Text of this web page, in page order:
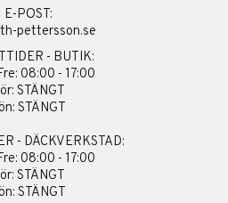
E-POST:
pettersson.se
- BUTIK:
08:00 - 17:00
STÄNGT
STÄNGT
- DÄCKVERKSTAD:
08:00 - 17:00
STÄNGT
STÄNGT